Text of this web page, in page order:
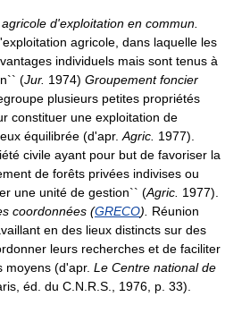
d'exploitation en commun.
agricole, dans laquelle les
individuels mais sont tenus à
(Jur. 1974) Groupement foncier
plusieurs petites propriétés
constituer une exploitation de
équilibrée (d'apr.Agric. 1977).
civile ayant pour but de favoriser la
de forêts privées indivises ou
une unité de gestion`` (Agric. 1977).
coordonnées (GRECO). Réunion
en des lieux distincts sur des
leurs recherches et de faciliter
moyens (d'apr. Le Centre national de
éd. du C.N.R.S., 1976, p. 33).